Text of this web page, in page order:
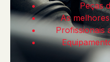
Peças
As
Profissionais